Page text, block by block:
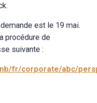
est le 19 mai.
procédure de
suivante :
fr/corporate/abc/